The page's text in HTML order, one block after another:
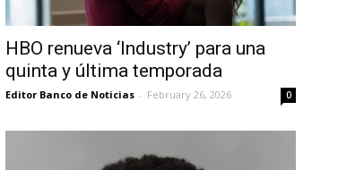
HBO renueva ‘Industry’ para una
quinta y última temporada
Editor Banco de Noticias - February 26, 2026 0